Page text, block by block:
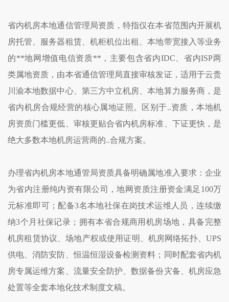
省内机房本地通信管理局资质，特指仅在本省范围内开展机
房托管、服务器租赁、机柜机位出租、本地带宽接入等业务
的**地网增值电信资质**，主要包含省内IDC、省内ISP两
类属地资质，由本省通信管理局直接审核发证，适用于云贵
川渝本地数据中心、第三方中立机房、本地算力服务商，是
省内机房合规经营的核心属地证照。区别于..资质，本地机
房资质门槛更低、审核更贴合省内机房标准、下证更快，是
绝大多数本地机房运营商的..合规方案。
办理省内机房本地通管局资质具备明确属地准入要求：企业
为省内注册纯内资有限公司，地网资质注册资金满足100万
元标准即可；配备3名本地社保在岗技术运维人员，连续缴
纳3个月社保记录；拥有本省合规商用机房场地，具备完整
机房租赁协议、场地产权或使用证明、机房网络拓扑、UPS
供电、消防安防、恒温恒湿设备检测资料；同时配套省内机
房专属运维方案、流量安全防护、数据备份灾备、机房应急
处置等全套本地化技术制度文稿。